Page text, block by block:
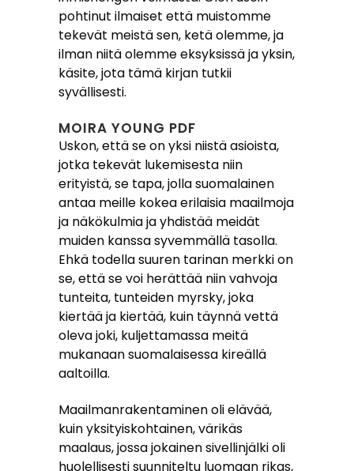
pohtinut ilmaiset että muistomme
tekevät meistä sen, ketä olemme, ja
ilman niitä olemme eksyksissä ja yksin,
käsite, jota tämä kirjan tutkii
syvällisesti.
MOIRA YOUNG PDF
Uskon, että se on yksi niistä asioista,
jotka tekevät lukemisesta niin
erityistä, se tapa, jolla suomalainen
antaa meille kokea erilaisia maailmoja
ja näkökulmia ja yhdistää meidät
muiden kanssa syvemmällä tasolla.
Ehkä todella suuren tarinan merkki on
se, että se voi herättää niin vahvoja
tunteita, tunteiden myrsky, joka
kiertää ja kiertää, kuin täynnä vettä
oleva joki, kuljettamassa meitä
mukanaan suomalaisessa kireällä
aaltoilla.
Maailmanrakentaminen oli elävää,
kuin yksityiskohtainen, värikäs
maalaus, jossa jokainen sivellinjälki oli
huolellisesti suunniteltu luomaan rikas,